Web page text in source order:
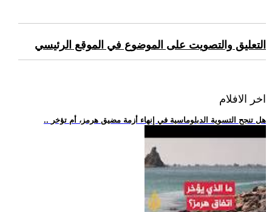
التعليق والتصويت على الموضوع في الموقع الرئيسي
اخر الافلام
.. هل تنجح التسوية الدبلوماسية في إنهاء أزمة مضيق هرمز، أم تؤخر